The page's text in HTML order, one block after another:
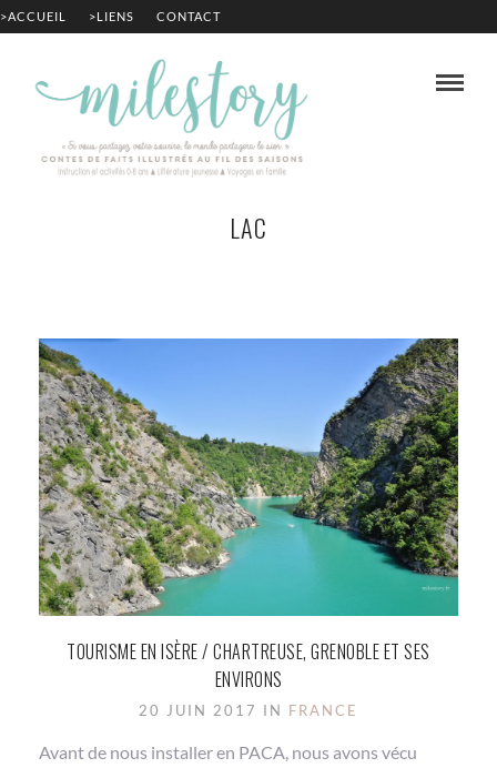
>ACCUEIL >LIENS CONTACT
LAC
TOURISME EN ISÈRE / CHARTREUSE, GRENOBLE ET SES
ENVIRONS
20 JUIN 2017 IN FRANCE
Avant de nous installer en PACA, nous avons vécu